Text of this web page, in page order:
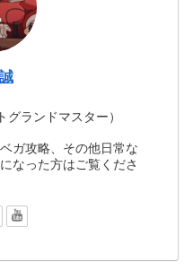
グランドマスター）
ガ攻略、その他日常な
なった方はご覧くださ